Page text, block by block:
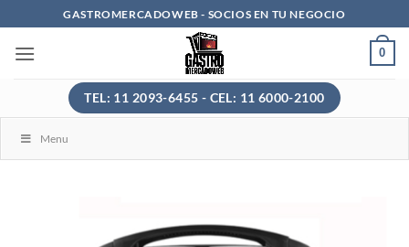
al
contenido
GASTROMERCADOWEB - SOCIOS EN TU NEGOCIO
0
TEL: 11 2093-6455 - CEL: 11 6000-2100
Menu